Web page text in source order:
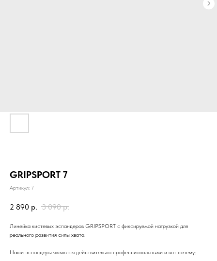
GRIPSPORT 7
Артикул: 7
2 890 р. 3 090 р.
Линейка кистевых эспандеров GRIPSPORT с фиксируемой нагрузкой для
реального развития силы хвата.
Наши эспандеры являются действительно профессиональными и вот почему: